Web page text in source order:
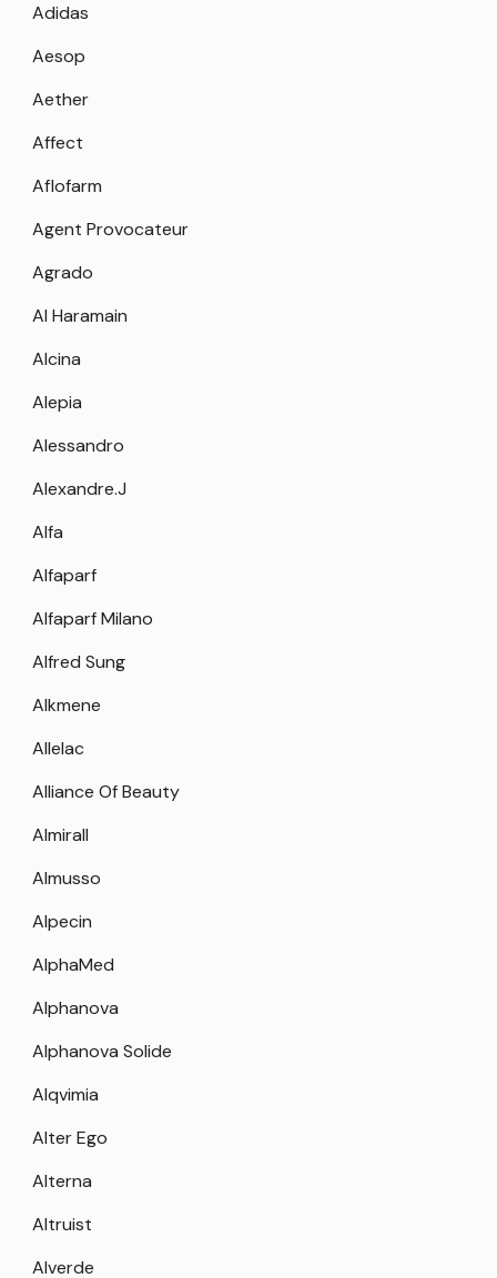
Adidas
Aesop
Aether
Affect
Aflofarm
Agent Provocateur
Agrado
Al Haramain
Alcina
Alepia
Alessandro
Alexandre.J
Alfa
Alfaparf
Alfaparf Milano
Alfred Sung
Alkmene
Allelac
Alliance Of Beauty
Almirall
Almusso
Alpecin
AlphaMed
Alphanova
Alphanova Solide
Alqvimia
Alter Ego
Alterna
Altruist
Alverde